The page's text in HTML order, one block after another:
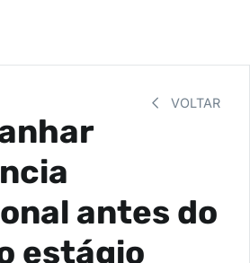
VOLTAR
antes do
estágio